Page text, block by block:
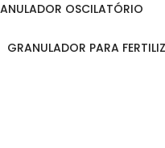
OSCILATÓRIO
GRANULADOR PARA